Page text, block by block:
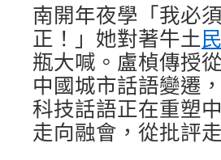
南開年夜學「我必
正！」她對著牛土
瓶大喊。盧楨傳授
中國城市話語變遷
科技話語正在重塑
走向融會，從批評